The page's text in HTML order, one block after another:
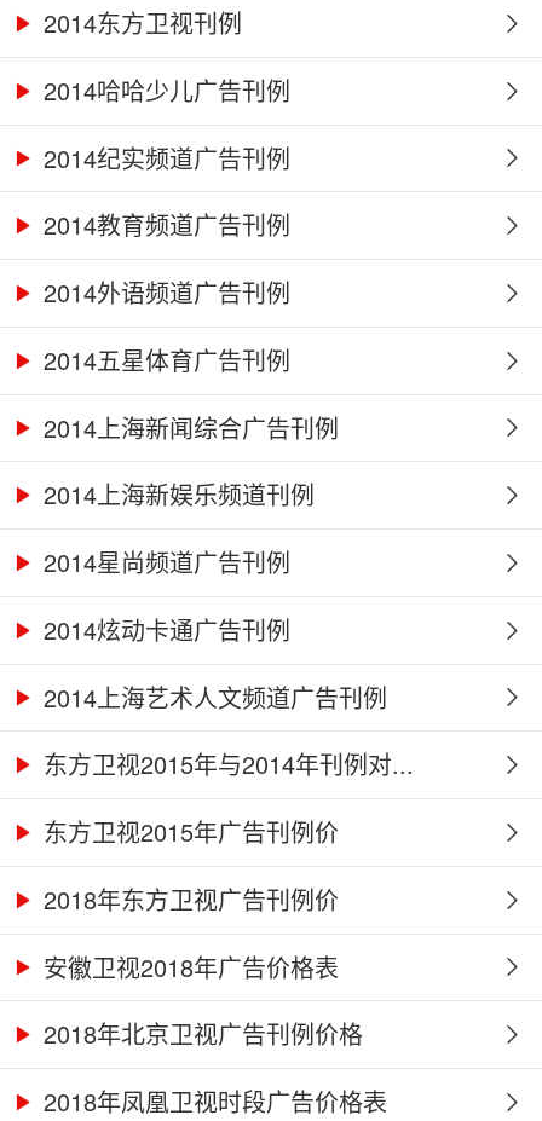
2014东方卫视刊例
2014哈哈少儿广告刊例
2014纪实频道广告刊例
2014教育频道广告刊例
2014外语频道广告刊例
2014五星体育广告刊例
2014上海新闻综合广告刊例
2014上海新娱乐频道刊例
2014星尚频道广告刊例
2014炫动卡通广告刊例
2014上海艺术人文频道广告刊例
东方卫视2015年与2014年刊例对...
东方卫视2015年广告刊例价
2018年东方卫视广告刊例价
安徽卫视2018年广告价格表
2018年北京卫视广告刊例价格
2018年凤凰卫视时段广告价格表